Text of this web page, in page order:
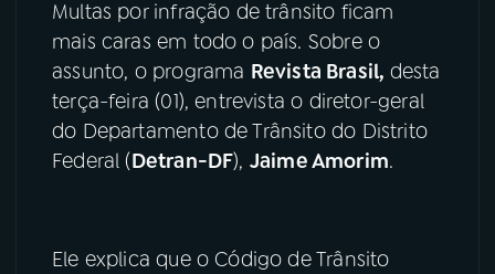
04PROGRAMAS
PODCASTS
06 VIDEOCASTS
Multas por infração de trânsito ficam
mais caras em todo o país. Sobre o
assunto, o programa Revista Brasil, desta
terça-feira (01), entrevista o diretor-geral
do Departamento de Trânsito do Distrito
Federal (Detran-DF), Jaime Amorim.
Ele explica que o Código de Trânsito